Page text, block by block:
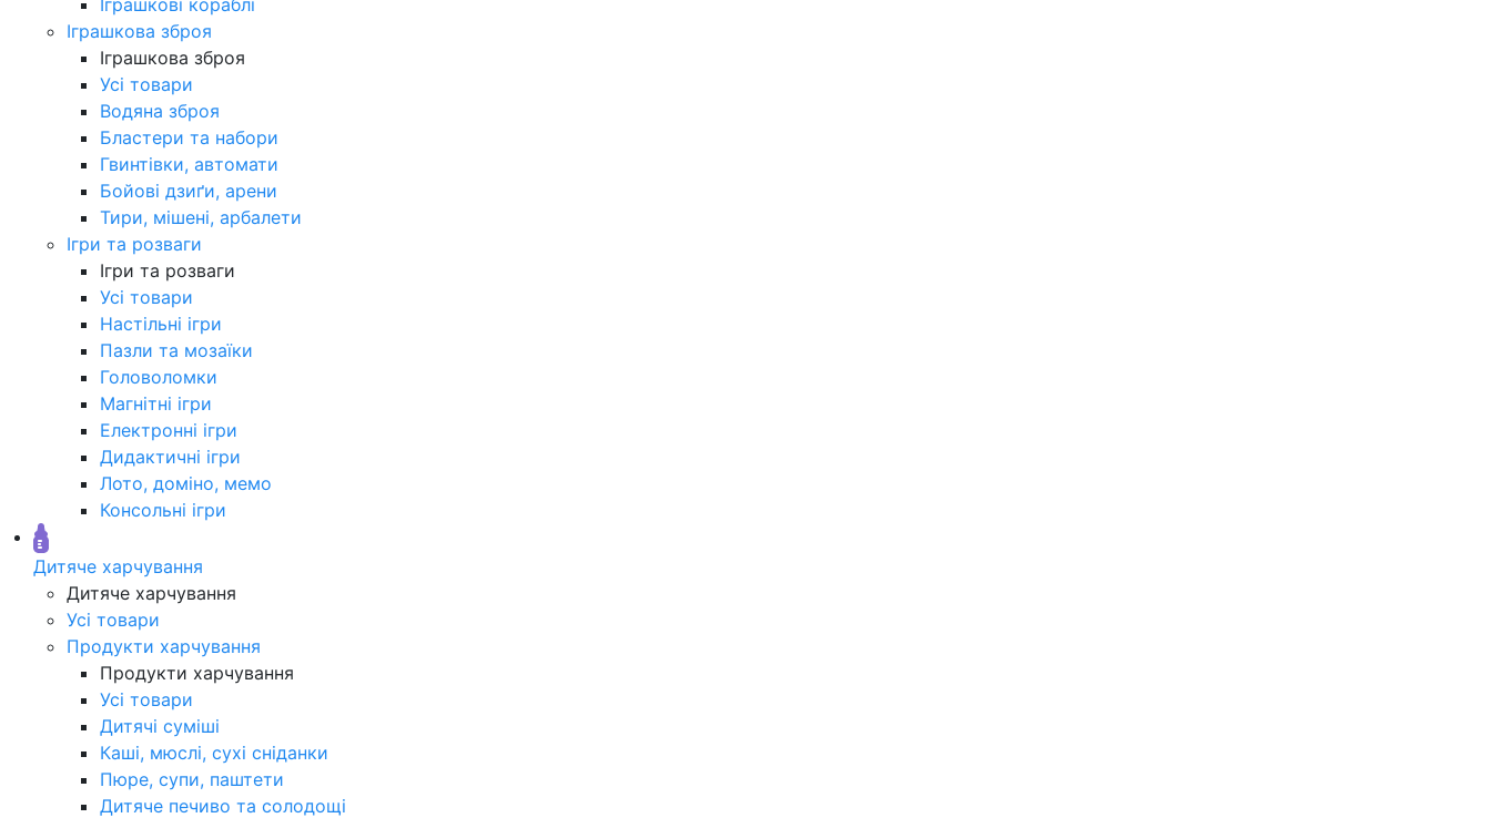
Іграшкова зброя
Іграшкова зброя
Усі товари
Водяна зброя
Бластери та набори
Гвинтівки, автомати
Бойові дзиґи, арени
Тири, мішені, арбалети
Ігри та розваги
Ігри та розваги
Усі товари
Настільні ігри
Пазли та мозаїки
Головоломки
Магнітні ігри
Електронні ігри
Дидактичні ігри
Лото, доміно, мемо
Консольні ігри
Дитяче харчування
Дитяче харчування
Усі товари
Продукти харчування
Продукти харчування
Усі товари
Дитячі суміші
Каші, мюслі, сухі сніданки
Пюре, супи, паштети
Дитяче печиво та солодощі